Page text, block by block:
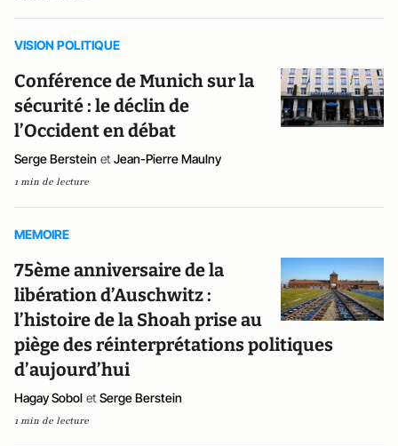
VISION POLITIQUE
Conférence de Munich sur la
sécurité : le déclin de
l’Occident en débat
Serge Berstein et Jean-Pierre Maulny
1 min de lecture
MEMOIRE
75ème anniversaire de la
libération d’Auschwitz :
l’histoire de la Shoah prise au
piège des réinterprétations politiques
d’aujourd’hui
Hagay Sobol et Serge Berstein
1 min de lecture